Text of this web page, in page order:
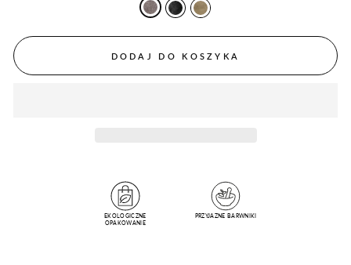
DODAJ DO KOSZYKA
EKOLOGICZNE
OPAKOWANIE
PRZYJAZNE BARWNIKI